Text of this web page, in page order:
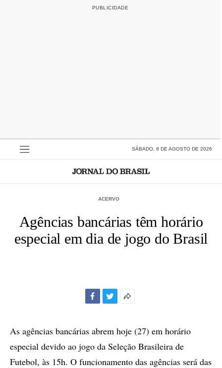
SÁBADO, 8 DE AGOSTO DE 2026
ACERVO
Agências bancárias têm horário
especial em dia de jogo do Brasil
compartilhamento
As agências bancárias abrem hoje (27) em horário
especial devido ao jogo da Seleção Brasileira de
Futebol, às 15h. O funcionamento das agências será das